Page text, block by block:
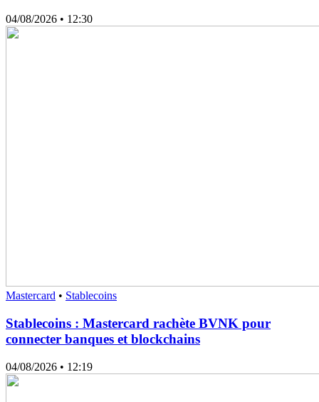
04/08/2026 • 12:30
Mastercard • Stablecoins
Stablecoins : Mastercard rachète BVNK pour
connecter banques et blockchains
04/08/2026 • 12:19